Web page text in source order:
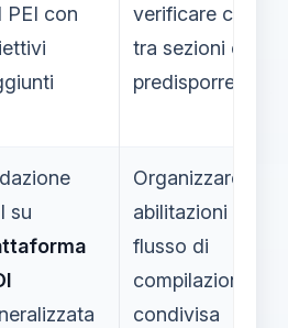
PEI con
verificare
tra sezioni e
predisporre
su
Organizzare
abilitazioni e un
flusso di
compilazione
condivisa